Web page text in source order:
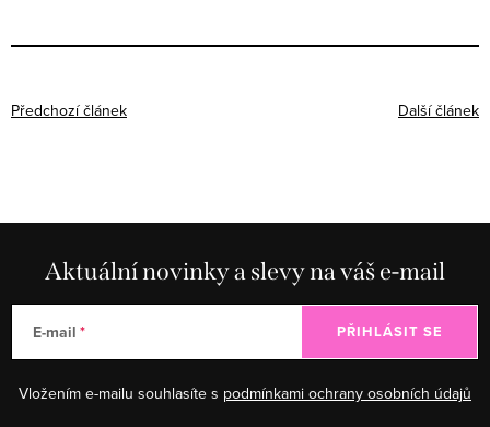
Předchozí článek Další článek
Aktuální novinky a slevy na váš e-mail
E-mail
Vložením e-mailu souhlasíte s podmínkami ochrany osobních údajů
PŘIHLÁSIT SE